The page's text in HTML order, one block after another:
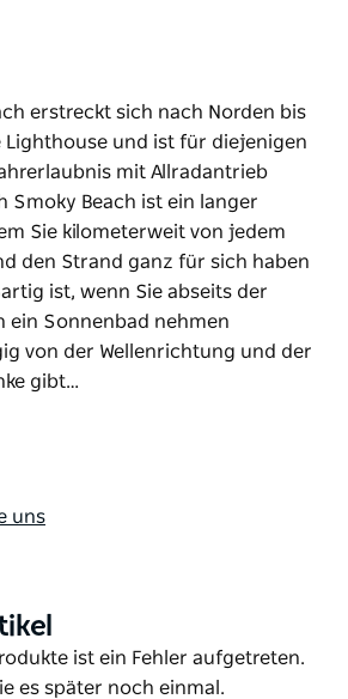
erstreckt sich nach Norden bis
Lighthouse und ist für diejenigen
mit Allradantrieb
Smoky Beach ist ein langer
Sie kilometerweit von jedem
den Strand ganz für sich haben
ist, wenn Sie abseits der
ein Sonnenbad nehmen
von der Wellenrichtung und der
gibt…
Lighthouse und ist für diejenigen
Sie abseits der
ein Sonnenbad nehmen
uns
ist ein Fehler aufgetreten.
es später noch einmal.